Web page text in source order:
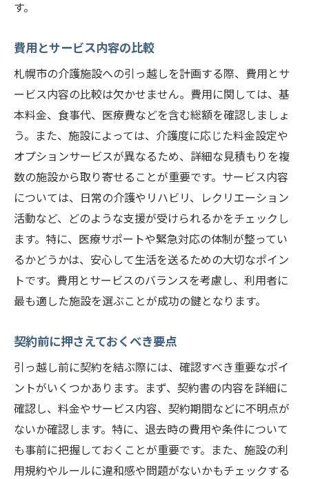
す。
費用とサービス内容の比較
札幌市の介護施設への引っ越しを計画する際、費用とサ
ービス内容の比較は欠かせません。費用に関しては、基
本料金、食事代、医療費などを含む総額を確認しましょ
う。また、施設によっては、介護度に応じた料金設定や
オプションサービスが異なるため、詳細な見積もりを複
数の施設から取り寄せることが重要です。サービス内容
については、日常の介護やリハビリ、レクリエーション
活動など、どのような支援が受けられるかをチェックし
ます。特に、医療サポートや緊急対応の体制が整ってい
るかどうかは、安心して生活を送るための大切なポイン
トです。費用とサービスのバランスを考慮し、利用者に
最も適した施設を選ぶことが成功の鍵となります。
契約前に押さえておくべき要点
引っ越し前に契約を結ぶ際には、確認すべき重要なポイ
ントがいくつかあります。まず、契約書の内容を詳細に
確認し、料金やサービス内容、契約期間などに不明点が
ないか確認します。特に、退去時の費用や条件について
も事前に把握しておくことが重要です。また、施設の利
用規約やルールに違和感や問題がないかもチェックする